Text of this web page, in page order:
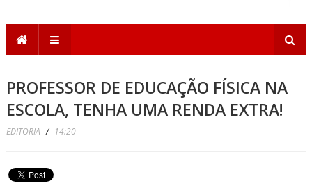
PROFESSOR DE EDUCAÇÃO FÍSICA NA
ESCOLA, TENHA UMA RENDA EXTRA!
EDITORIA / 14:20